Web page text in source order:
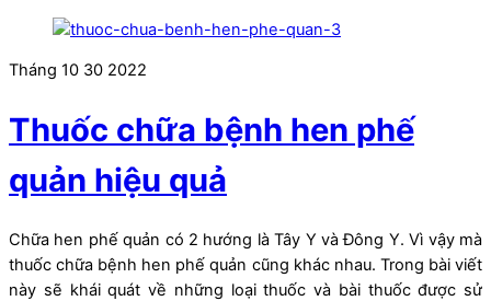
Tháng 10 30 2022
Thuốc chữa bệnh hen phế
quản hiệu quả
Chữa hen phế quản có 2 hướng là Tây Y và Đông Y. Vì vậy mà
thuốc chữa bệnh hen phế quản cũng khác nhau. Trong bài viết
này sẽ khái quát về những loại thuốc và bài thuốc được sử